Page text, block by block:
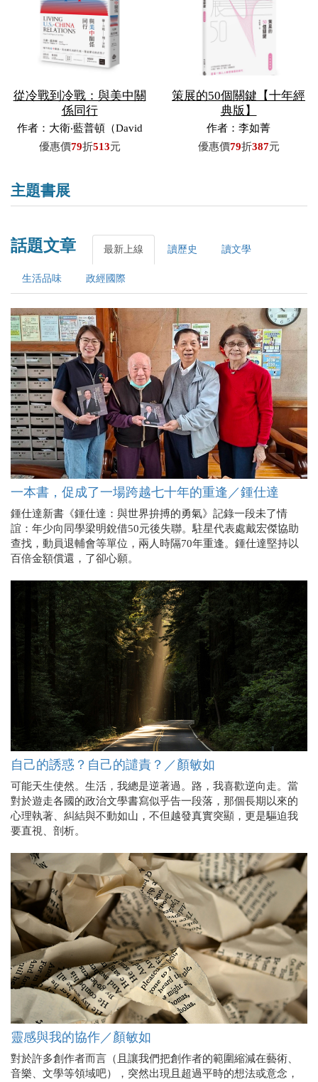
從冷戰到冷戰：與美中關
係同行
作者：大衛‧藍普頓（David
M. Lampton）／著，費艾文
優惠價79折513元
策展的50個關鍵【十年經
典版】
作者：李如菁
優惠價79折387元
主題書展
話題文章 最新上線 讀歷史 讀文學
生活品味 政經國際
一本書，促成了一場跨越七十年的重逢／鍾仕達
鍾仕達新書《鍾仕達：與世界拚搏的勇氣》記錄一段未了情
誼：年少向同學梁明銳借50元後失聯。駐星代表處戴宏傑協助
查找，動員退輔會等單位，兩人時隔70年重逢。鍾仕達堅持以
百倍金額償還，了卻心願。
自己的誘惑？自己的譴責？／顏敏如
可能天生使然。生活，我總是逆著過。路，我喜歡逆向走。當
對於遊走各國的政治文學書寫似乎告一段落，那個長期以來的
心理執著、糾結與不動如山，不但越發真實突顯，更是驅迫我
要直視、剖析。
靈感與我的協作／顏敏如
對於許多創作者而言（且讓我們把創作者的範圍縮減在藝術、
音樂、文學等領域吧），突然出現且超過平時的想法或意念，